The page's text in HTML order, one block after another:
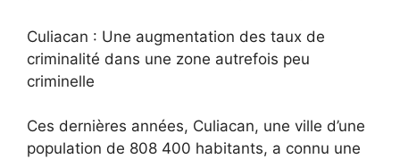
Culiacan : Une augmentation des taux de
criminalité dans une zone autrefois peu
criminelle
Ces dernières années, Culiacan, une ville d’une
population de 808 400 habitants, a connu une